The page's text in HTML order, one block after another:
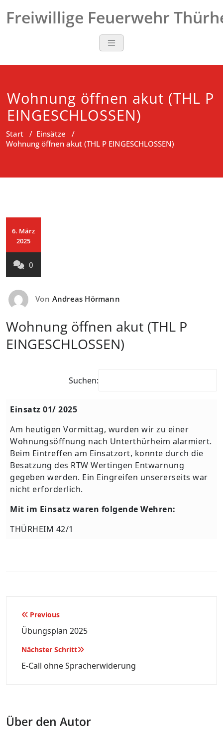
Inhalt
Freiwillige Feuerwehr
Wohnung öffnen akut (THL P
EINGESCHLOSSEN)
Start / Einsätze /
Wohnung öffnen akut (THL P EINGESCHLOSSEN)
6. März
2025
0
Von Andreas Hörmann
Wohnung öffnen akut (THL P
EINGESCHLOSSEN)
Suchen:
Einsatz 01/ 2025
Am heutigen Vormittag, wurden wir zu einer
Wohnungsöffnung nach Unterthürheim alarmiert.
Beim Eintreffen am Einsatzort, konnte durch die
Besatzung des RTW Wertingen Entwarnung
gegeben werden. Ein Eingreifen unsererseits war
nicht erforderlich.
Mit im Einsatz waren folgende Wehren:
THÜRHEIM 42/1
Beitragsnavigation
Previous
Übungsplan 2025
Nächster Schritt
E-Call ohne Spracherwiderung
Über den Autor